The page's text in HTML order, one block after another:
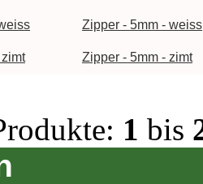
Zipper - 5mm - weiss
Zipper - 5mm - zimt
1 bis